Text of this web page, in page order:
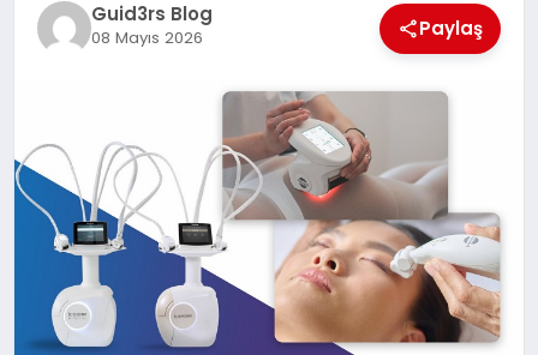
Guid3rs Blog
08 Mayıs 2026 Paylaş